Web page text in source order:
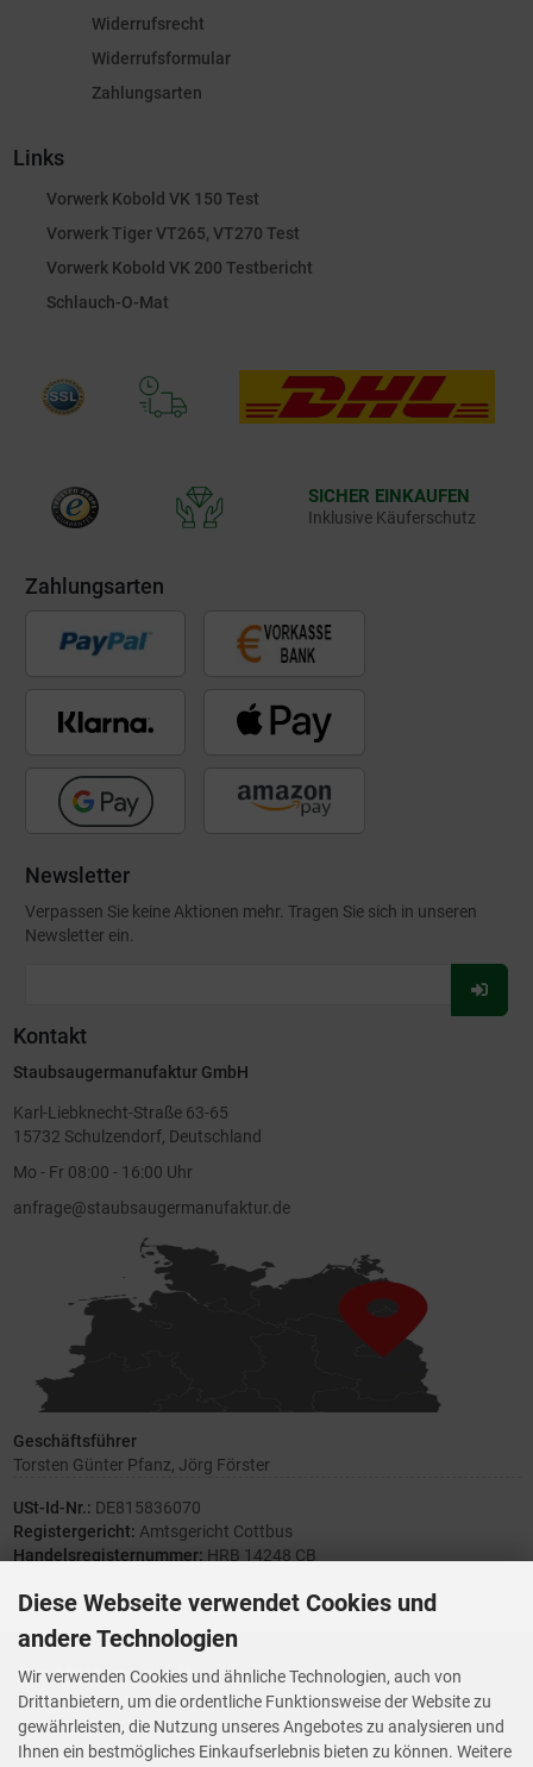
Widerrufsrecht
Widerrufsformular
Zahlungsarten
Links
Vorwerk Kobold VK 150 Test
Vorwerk Tiger VT265, VT270 Test
Vorwerk Kobold VK 200 Testbericht
Schlauch-O-Mat
SICHER EINKAUFEN
Inklusive Käuferschutz
Zahlungsarten
Newsletter
Verpassen Sie keine Aktionen mehr. Tragen Sie sich in unseren
Newsletter ein.
Für
Kontakt
Staubsaugermanufaktur GmbH
Karl-Liebknecht-Straße 63-65
15732 Schulzendorf, Deutschland
Mo - Fr 08:00 - 16:00 Uhr
anfrage@staubsaugermanufaktur.de
Geschäftsführer
Torsten Günter Pfanz, Jörg Förster
USt-Id-Nr.: DE815836070
Registergericht: Amtsgericht Cottbus
Handelsregisternummer: HRB 14248 CB
Ihre Meinung zählt
Vorwerk Ersatzteile
Wenn Ihnen der Service der StaubsaugerManufaktur gefallen hat,
Diese Webseite verwendet Cookies und
andere Technologien
Wir verwenden Cookies und ähnliche Technologien, auch von
Drittanbietern, um die ordentliche Funktionsweise der Website zu
gewährleisten, die Nutzung unseres Angebotes zu analysieren und
Ihnen ein bestmögliches Einkaufserlebnis bieten zu können. Weitere